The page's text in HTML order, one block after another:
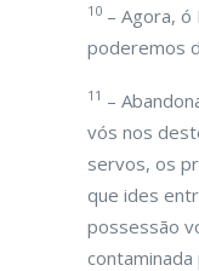
10 – Agora, ó
poderemos
11 –
vós nos
servos, os
que ides
possessão